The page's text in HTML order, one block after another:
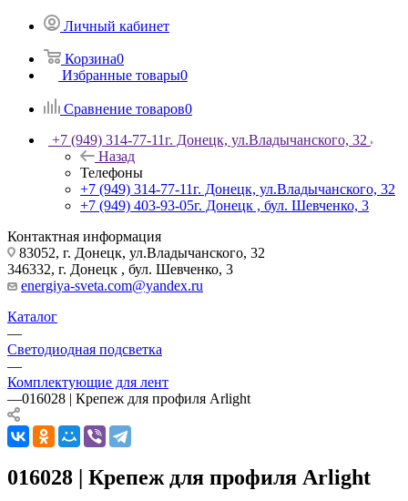
Личный кабинет
Корзина0
Избранные товары0
Сравнение товаров0
+7 (949) 314-77-11г. Донецк, ул.Владычанского, 32
Назад
Телефоны
+7 (949) 314-77-11г. Донецк, ул.Владычанского, 32
+7 (949) 403-93-05г. Донецк , бул. Шевченко, 3
Контактная информация
83052, г. Донецк, ул.Владычанского, 32
346332, г. Донецк , бул. Шевченко, 3
energiya-sveta.com@yandex.ru
Каталог
—
Светодиодная подсветка
—
Комплектующие для лент
—016028 | Крепеж для профиля Arlight
016028 | Крепеж для профиля Arlight